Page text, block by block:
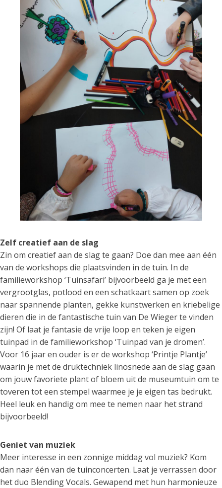
Zelf creatief aan de slag
Zin om creatief aan de slag te gaan? Doe dan mee aan één
van de workshops die plaatsvinden in de tuin. In de
familieworkshop ‘Tuinsafari’ bijvoorbeeld ga je met een
vergrootglas, potlood en een schatkaart samen op zoek
naar spannende planten, gekke kunstwerken en kriebelige
dieren die in de fantastische tuin van De Wieger te vinden
zijn! Of laat je fantasie de vrije loop en teken je eigen
tuinpad in de familieworkshop ‘Tuinpad van je dromen’.
Voor 16 jaar en ouder is er de workshop ‘Printje Plantje’
waarin je met de druktechniek linosnede aan de slag gaan
om jouw favoriete plant of bloem uit de museumtuin om te
toveren tot een stempel waarmee je je eigen tas bedrukt.
Heel leuk en handig om mee te nemen naar het strand
bijvoorbeeld!
Geniet van muziek
Meer interesse in een zonnige middag vol muziek? Kom
dan naar één van de tuinconcerten. Laat je verrassen door
het duo Blending Vocals. Gewapend met hun harmonieuze